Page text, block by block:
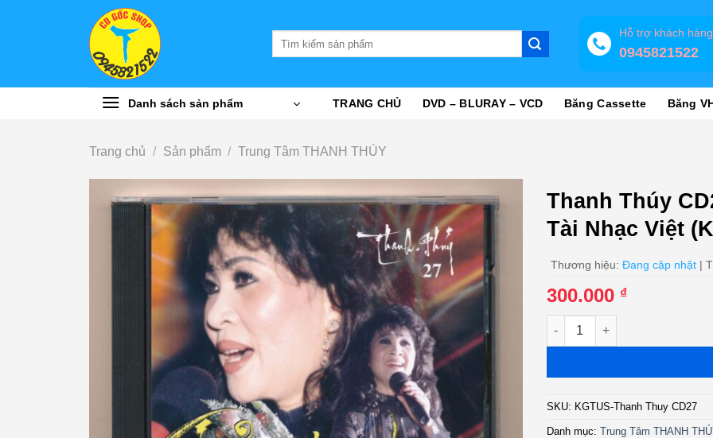
Hỗ trợ khách hàng
0945821522
Danh sách sản phẩm TRANG CHỦ DVD – BLURAY – VCD Băng Cassette Băng
Trang chủ / Sản phẩm / Trung Tâm THANH THÚY
Thanh Thúy
Tài Nhạc Việt
Thương hiệu: Đang cập nhật |
300.000 ₫
Thanh Thúy CD27 - Tưởng
SKU: KGTUS-Thanh Thuy CD27
Danh mục: Trung Tâm THANH